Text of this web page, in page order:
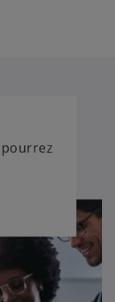
pourrez